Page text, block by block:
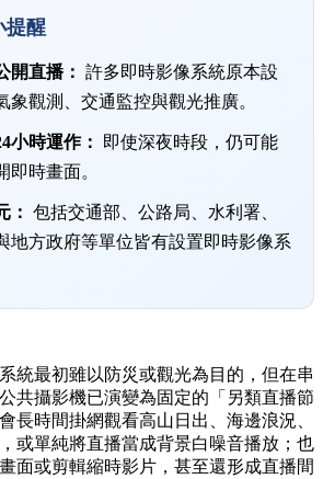
提醒
開直播： 許多即時影像系統原本設
象觀測、交通監控與觀光推廣。
小時運作：
即使深夜時段，仍可能
即時畫面。
： 包括交通部、公路局、水利署、
地方政府等單位皆有設置即時影像系
統最初雖以防災或觀光為目的，但在串
共攝影機已演變為固定的「另類直播節
長時間掛網觀看高山日出、海邊浪況、
或單純將直播當成背景白噪音播放；也
面或剪輯縮時影片，甚至還形成直播間